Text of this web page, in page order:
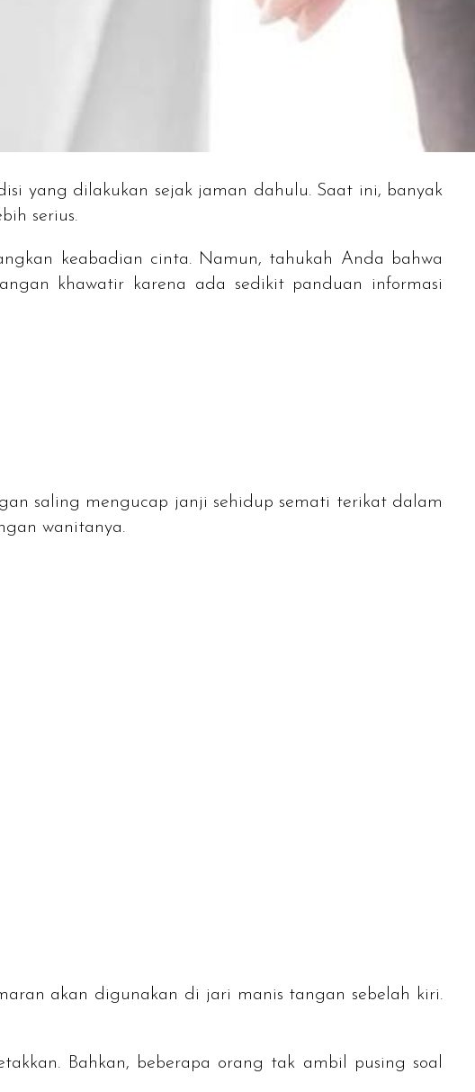
yang dilakukan sejak jaman dahulu. Saat ini, banyak
serius.
keabadian cinta. Namun, tahukah Anda bahwa
khawatir karena ada sedikit panduan informasi
saling mengucap janji sehidup semati terikat dalam
wanitanya.
akan digunakan di jari manis tangan sebelah kiri.
Bahkan, beberapa orang tak ambil pusing soal